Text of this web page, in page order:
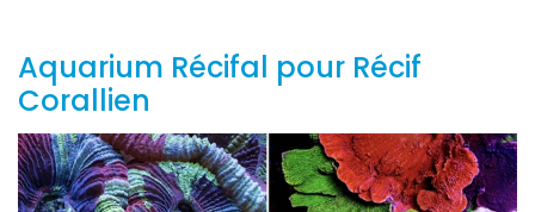
Aquarium Récifal pour Récif
Corallien